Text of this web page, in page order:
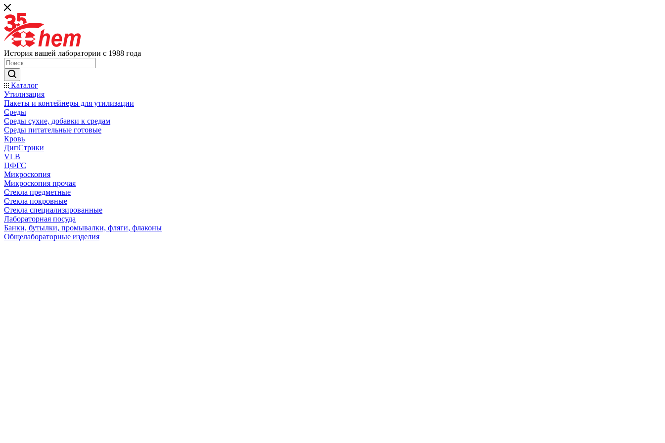
История вашей лаборатории с 1988 года
Каталог
Утилизация
Пакеты и контейнеры для утилизации
Среды
Среды сухие, добавки к средам
Среды питательные готовые
Кровь
ДипСтрики
VLB
ЦФГС
Микроскопия
Микроскопия прочая
Стекла предметные
Стекла покровные
Стекла специализированные
Лабораторная посуда
Банки, бутылки, промывалки, фляги, флаконы
Общелабораторные изделия